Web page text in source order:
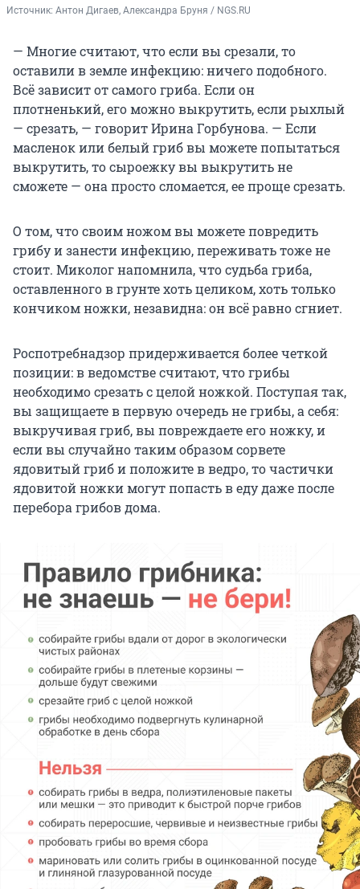
Источник: Антон Дигаев, Александра Бруня / NGS.RU
— Многие считают, что если вы срезали, то
оставили в земле инфекцию: ничего подобного.
Всё зависит от самого гриба. Если он
плотненький, его можно выкрутить, если рыхлый
— срезать, — говорит Ирина Горбунова. — Если
масленок или белый гриб вы можете попытаться
выкрутить, то сыроежку вы выкрутить не
сможете — она просто сломается, ее проще срезать.
О том, что своим ножом вы можете повредить
грибу и занести инфекцию, переживать тоже не
стоит. Миколог напомнила, что судьба гриба,
оставленного в грунте хоть целиком, хоть только
кончиком ножки, незавидна: он всё равно сгниет.
Роспотребнадзор придерживается более четкой
позиции: в ведомстве считают, что грибы
необходимо срезать с целой ножкой. Поступая так,
вы защищаете в первую очередь не грибы, а себя:
выкручивая гриб, вы повреждаете его ножку, и
если вы случайно таким образом сорвете
ядовитый гриб и положите в ведро, то частички
ядовитой ножки могут попасть в еду даже после
перебора грибов дома.